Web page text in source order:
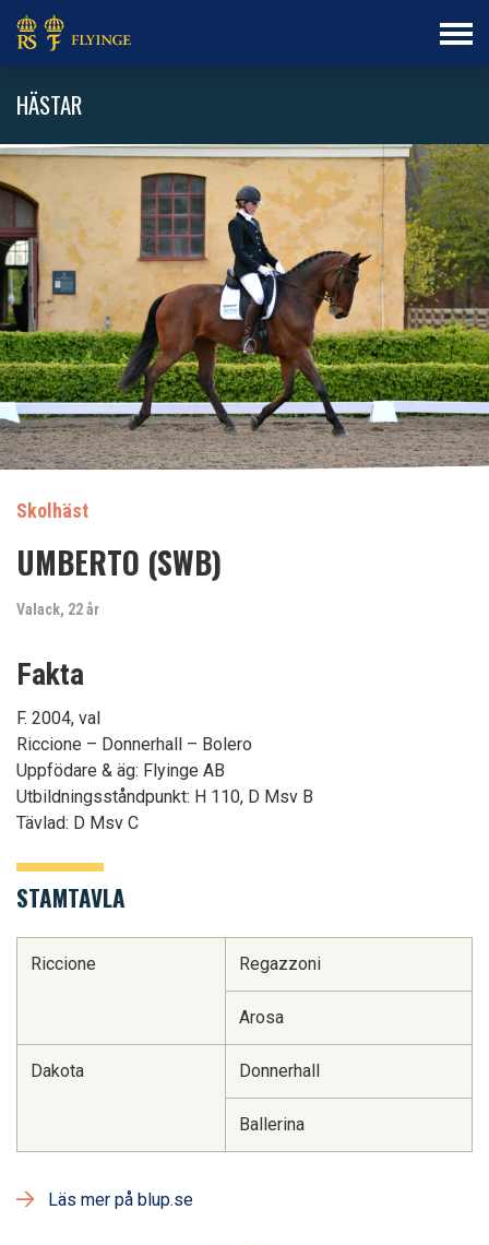
HÄSTAR
Skolhäst
UMBERTO (SWB)
Valack, 22 år
Fakta
F. 2004, val
Riccione – Donnerhall – Bolero
Uppfödare & äg: Flyinge AB
Utbildningsståndpunkt: H 110, D Msv B
Tävlad: D Msv C
STAMTAVLA
Riccione Regazzoni
Arosa
Dakota Donnerhall
Ballerina
Läs mer på blup.se